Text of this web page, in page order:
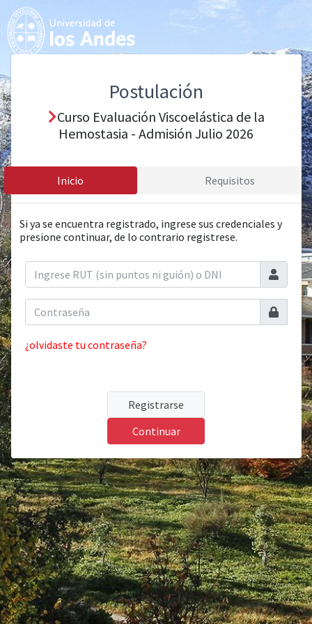
Postulación
Curso Evaluación Viscoelástica de la
Hemostasia - Admisión Julio 2026
Inicio Requisitos
Si ya se encuentra registrado, ingrese sus credenciales y
presione continuar, de lo contrario registrese.
¿olvidaste tu contraseña?
Registrarse
Continuar